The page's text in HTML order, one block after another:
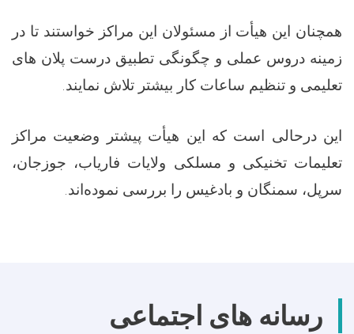
همچنان این هیأت از مسئولان این مراکز خواستند تا در
زمینه دروس عملی و چگونگی تطبیق درست پلان های
تعلیمی و تنظیم ساعات کار بیشتر تلاش نمایند.
این درحالی است که این هیأت پیشتر وضعیت مراکز
تعلیمات تخنیکی و مسلکی ولایات فاریاب، جوزجان،
سرپل، سمنگان و بادغیس را بررسی نموده‌اند.
رسانه های اجتماعی